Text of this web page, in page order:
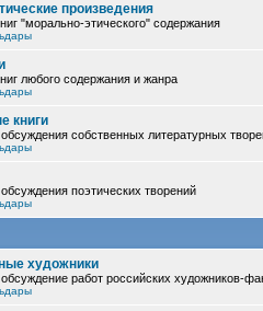
произведения
"морально-этического" содержания
любого содержания и жанра
книги
собственных литературных
поэтических творений
художники
работ российских художников-